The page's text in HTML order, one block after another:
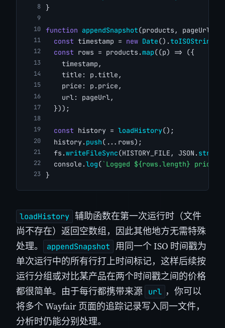
}
function appendSnapshot(products, pageUrl) {
const timestamp = new Date().toISOString
const rows = products.map((p) => ({
    timestamp,
    title: p.title,
    price: p.price,
    url: pageUrl,
  }));
const history = loadHistory();
  history.
push(...rows);
  fs.
writeFileSync(HISTORY_FILE, JSON.
  console.
log(`Logged ${rows.length} prices
}
loadHistory 辅助函数在第一次运行时（文件
尚不存在）返回空数组，因此其他地方无需特殊
处理。
appendSnapshot
用同一个 ISO 时间戳为
单次运行中的所有行打上时间标记，这样后续按
运行分组或对比某产品在两个时间戳之间的价格
都很简单。由于每行都携带来源 url ，你可以
将多个 Wayfair 页面的追踪记录写入同一文件，
分析时仍能分别处理。